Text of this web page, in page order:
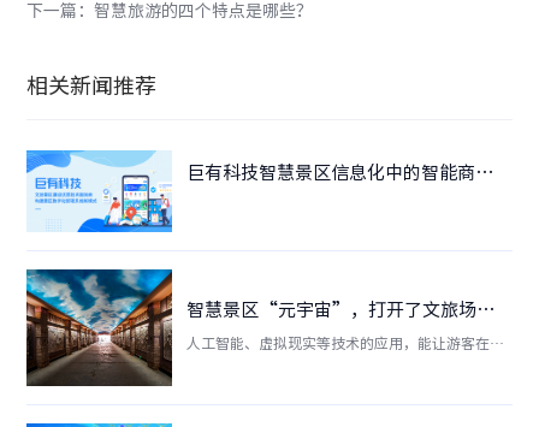
下一篇：智慧旅游的四个特点是哪些？
相关新闻推荐
巨有科技智慧景区信息化中的智能商户管理与电商功能
智慧景区“元宇宙”，打开了文旅场景运营的新思路！
人工智能、虚拟现实等技术的应用，能让游客在旅